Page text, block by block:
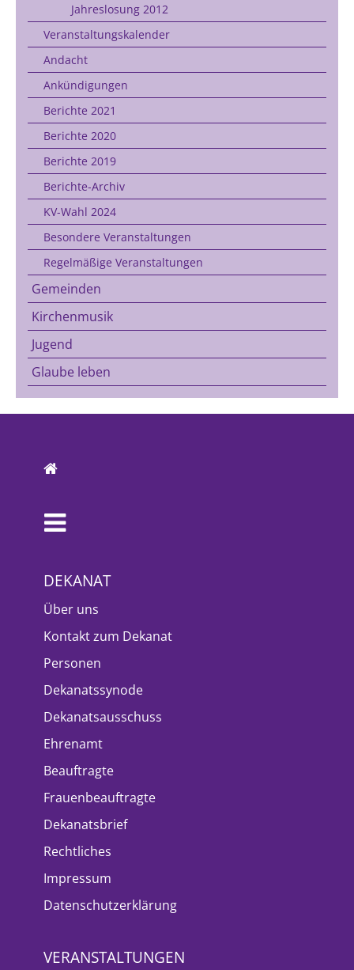
Jahreslosung 2012
Veranstaltungskalender
Andacht
Ankündigungen
Berichte 2021
Berichte 2020
Berichte 2019
Berichte-Archiv
KV-Wahl 2024
Besondere Veranstaltungen
Regelmäßige Veranstaltungen
Gemeinden
Kirchenmusik
Jugend
Glaube leben
DEKANAT
Über uns
Kontakt zum Dekanat
Personen
Dekanatssynode
Dekanatsausschuss
Ehrenamt
Beauftragte
Frauenbeauftragte
Dekanatsbrief
Rechtliches
Impressum
Datenschutzerklärung
VERANSTALTUNGEN